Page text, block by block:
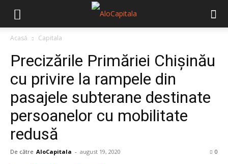
Acasă Capitala
Precizările Primăriei Chișinău
cu privire la rampele din
pasajele subterane destinate
persoanelor cu mobilitate
redusă
De către AloCapitala - august 19, 2020 0